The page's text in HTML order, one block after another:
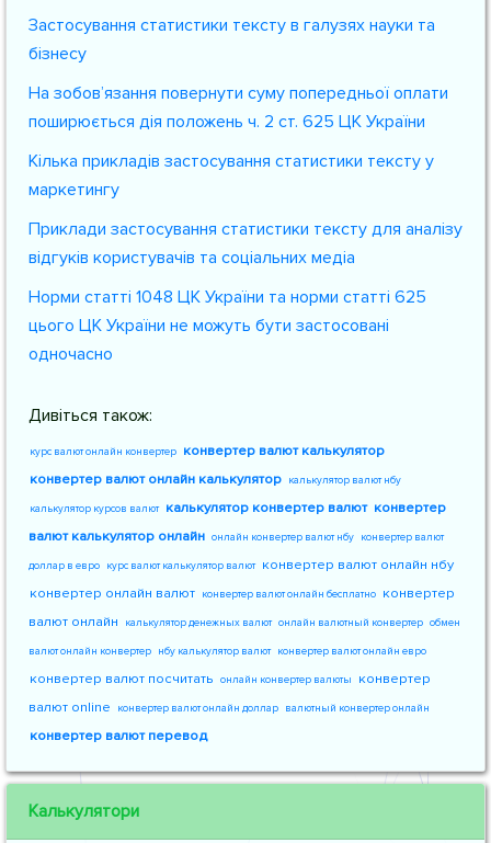
Застосування статистики тексту в галузях науки та
бізнесу
На зобов’язання повернути суму попередньої оплати
поширюється дія положень ч. 2 ст. 625 ЦК України
Кілька прикладів застосування статистики тексту у
маркетингу
Приклади застосування статистики тексту для аналізу
відгуків користувачів та соціальних медіа
Норми статті 1048 ЦК України та норми статті 625
цього ЦК України не можуть бути застосовані
одночасно
Дивіться також:
курс валют онлайн конвертер конвертер валют калькулятор
конвертер валют онлайн калькулятор калькулятор валют нбу
калькулятор курсов валют калькулятор конвертер валют конвертер
валют калькулятор онлайн онлайн конвертер валют нбу конвертер валют
доллар в евро курс валют калькулятор валют конвертер валют онлайн нбу
конвертер онлайн валют конвертер валют онлайн бесплатно конвертер
валют онлайн
калькулятор денежных валют онлайн валютный конвертер обмен
валют онлайн конвертер нбу калькулятор валют конвертер валют онлайн евро
конвертер валют посчитать онлайн конвертер валюты
конвертер
валют online
конвертер валют онлайн доллар валютный конвертер онлайн
конвертер валют перевод
Калькулятори